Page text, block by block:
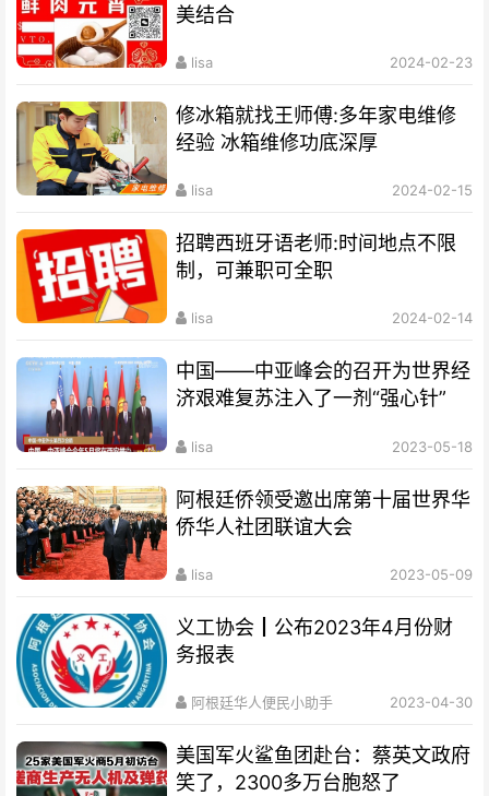
美结合
lisa 2024-02-23
修冰箱就找王师傅:多年家电维修
经验 冰箱维修功底深厚
lisa 2024-02-15
招聘西班牙语老师:时间地点不限
制，可兼职可全职
lisa 2024-02-14
中国——中亚峰会的召开为世界经
济艰难复苏注入了一剂“强心针”
lisa 2023-05-18
阿根廷侨领受邀出席第十届世界华
侨华人社团联谊大会
lisa 2023-05-09
义工协会┃公布2023年4月份财
务报表
阿根廷华人便民小助手 2023-04-30
美国军火鲨鱼团赴台：蔡英文政府
笑了，2300多万台胞怒了